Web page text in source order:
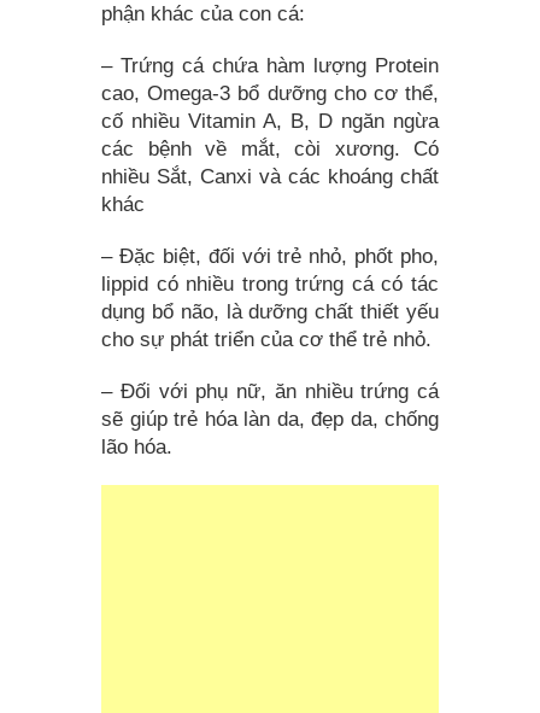
phận khác của con cá:
– Trứng cá chứa hàm lượng Protein
cao, Omega-3 bổ dưỡng cho cơ thể,
cố nhiều Vitamin A, B, D ngăn ngừa
các bệnh về mắt, còi xương. Có
nhiều Sắt, Canxi và các khoáng chất
khác
– Đặc biệt, đối với trẻ nhỏ, phốt pho,
lippid có nhiều trong trứng cá có tác
dụng bổ não, là dưỡng chất thiết yếu
cho sự phát triển của cơ thể trẻ nhỏ.
– Đối với phụ nữ, ăn nhiều trứng cá
sẽ giúp trẻ hóa làn da, đẹp da, chống
lão hóa.